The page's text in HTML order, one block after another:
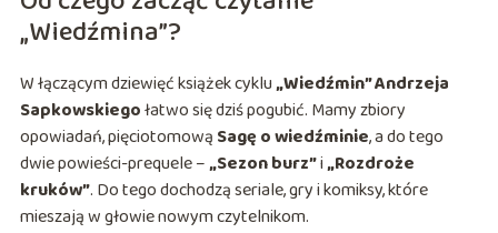
„Wiedźmina”?
W łączącym dziewięć książek cyklu„Wiedźmin” Andrzeja
Sapkowskiegołatwo się dziś pogubić. Mamy zbiory
opowiadań, pięciotomową Sagę o wiedźminie, a do tego
dwie powieści-prequele –„Sezon burz”i„Rozdroże
kruków”. Do tego dochodzą seriale, gry i komiksy, które
mieszają w głowie nowym czytelnikom.